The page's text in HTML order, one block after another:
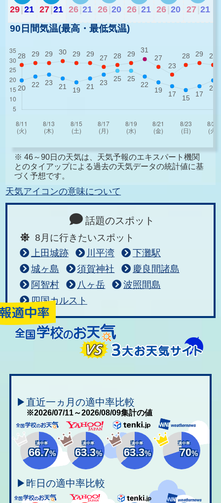
29|21 27|21 26 21 26 20 26 21 26 20 27 21
90日間気温(最高・最低気温)
※ 46～90日の天気は、天気予報のエキスパート機関
とのタイアップによる過去の天気データの統計値に基
づく予想です。
天気アイコンの意味について
話題のスポット
8月に行きたいスポット
上田城跡
川平湾
下灘駅
城ヶ島
須賀神社
慶良間諸島
阿智村
八ヶ岳
波照間島
四国カルスト
▶直近一ヵ月の適中率比較
※2026/07/11～2026/08/09集計の値
適中率
66.7%
適中率
63.3%
適中率
63.3%
適中率
70%
▶昨日の適中率比較